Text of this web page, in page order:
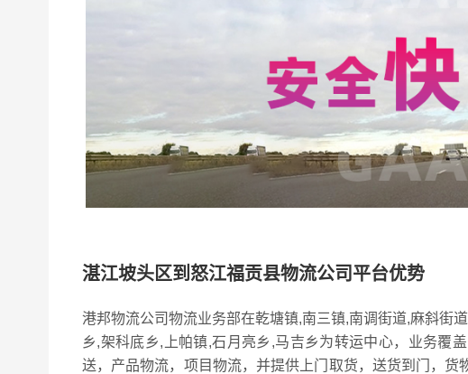
湛江坡头区到怒江福贡县物流公司平台优势
港邦物流公司物流业务部在乾塘镇,南三镇,南调街道,麻斜街
乡,架科底乡,上帕镇,石月亮乡,马吉乡为转运中心，业务覆
送，产品物流，项目物流，并提供上门取货，送货到门，